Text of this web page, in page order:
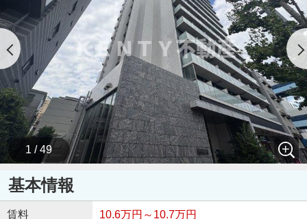
1 / 49
基本情報
賃料 10.6万円～10.7万円